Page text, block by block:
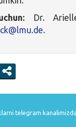
Dr.
telegram